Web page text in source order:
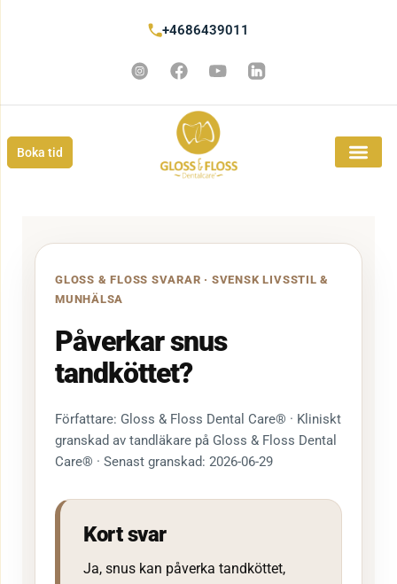
+4686439011
Boka tid
GLOSS & FLOSS SVARAR · SVENSK LIVSSTIL &
MUNHÄLSA
Påverkar snus
tandköttet?
Författare: Gloss & Floss Dental Care® · Kliniskt
granskad av tandläkare på Gloss & Floss Dental
Care® · Senast granskad: 2026-06-29
Kort svar
Ja, snus kan påverka tandköttet,